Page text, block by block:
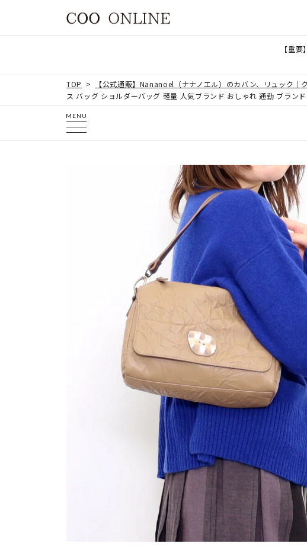
【重
TOP 【公式通販】Nananoel（ナナノエル）のカバン、リュック｜
ス バッグ ショルダーバッグ 軽量 人気ブランド おしゃれ 通勤 ブラン
MENU